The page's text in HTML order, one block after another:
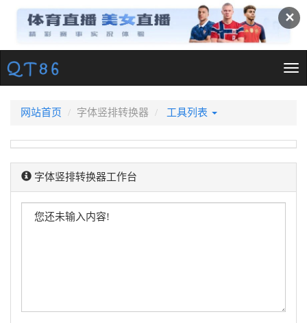
✕
网站首页 字体竖排转换器 工具列表
字体竖排转换器工作台